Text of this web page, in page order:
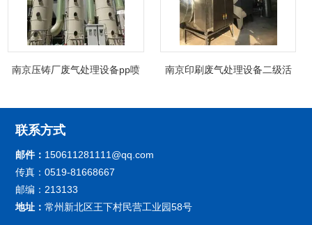
南京压铸厂废气处理设备pp喷
南京印刷废气处理设备二级活
联系方式
邮件： 150611281111@qq.com
传真：0519-81668667
邮编：213133
地址：常州新北区王下村民营工业园58号